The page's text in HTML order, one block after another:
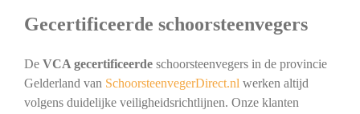
Gecertificeerde schoorsteenvegers
De VCA gecertificeerdeschoorsteenvegers in de provincie
Gelderland van SchoorsteenvegerDirect.nl werken altijd
volgens duidelijke veiligheidsrichtlijnen. Onze klanten